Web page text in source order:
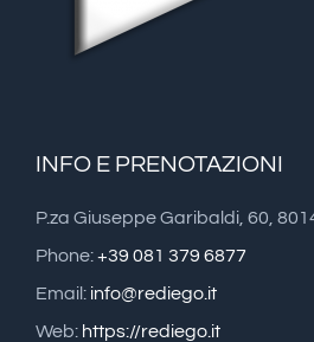
INFO E PRENOTAZIONI
P.za Giuseppe Garibaldi, 60,
Phone:+39 081 379 6877
Email: info@rediego.it
Web: https://rediego.it